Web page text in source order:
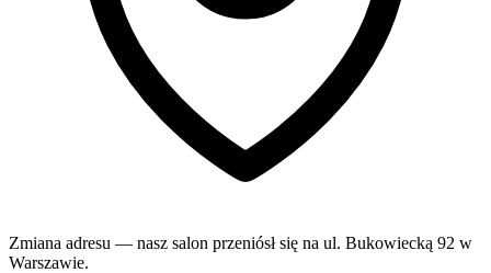
Zmiana adresu — nasz salon przeniósł się na ul. Bukowiecką 92 w
Warszawie.